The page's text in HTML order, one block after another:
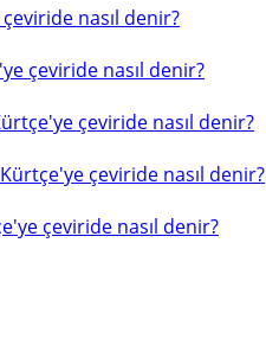
nasıl denir?
çeviride nasıl denir?
çeviride nasıl denir?
çeviride nasıl denir?
çeviride nasıl denir?